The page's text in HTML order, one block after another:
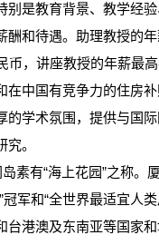
别是教育背景、教学经
酬和待遇。助理教授的
币，讲座教授的年薪最
在中国有竞争力的住房
的学术氛围，提供与国
。
有“海上花园”之称。
冠军和“全世界最适宜人
台港澳及东南亚等国家